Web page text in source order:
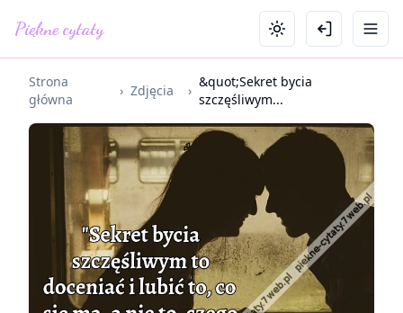
Piękne cytaty
Strona
główna
› Zdjęcia ›
&quot;Sekret bycia
szczęśliwym...